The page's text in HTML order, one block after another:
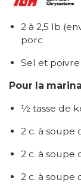
2 à 2,5 lb
porc
Sel et
Pour la
½ tasse de
2 c. à soupe
2 c. à soupe
2 c. à soupe